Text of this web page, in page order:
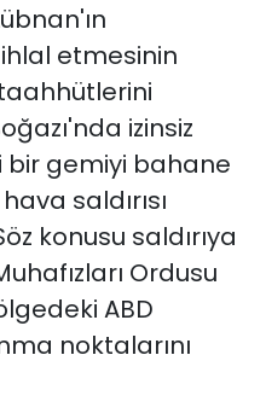
etmesinin
izinsiz
gemiyi bahane
saldırısı
konusu saldırıya
Ordusu
ABD
noktalarını